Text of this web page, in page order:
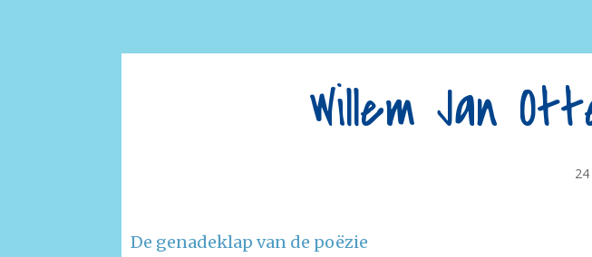
Willem Jan
De genadeklap van de poëzie